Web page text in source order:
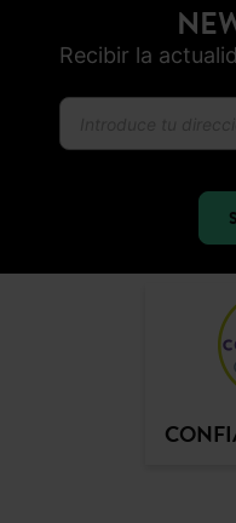
Recibir la